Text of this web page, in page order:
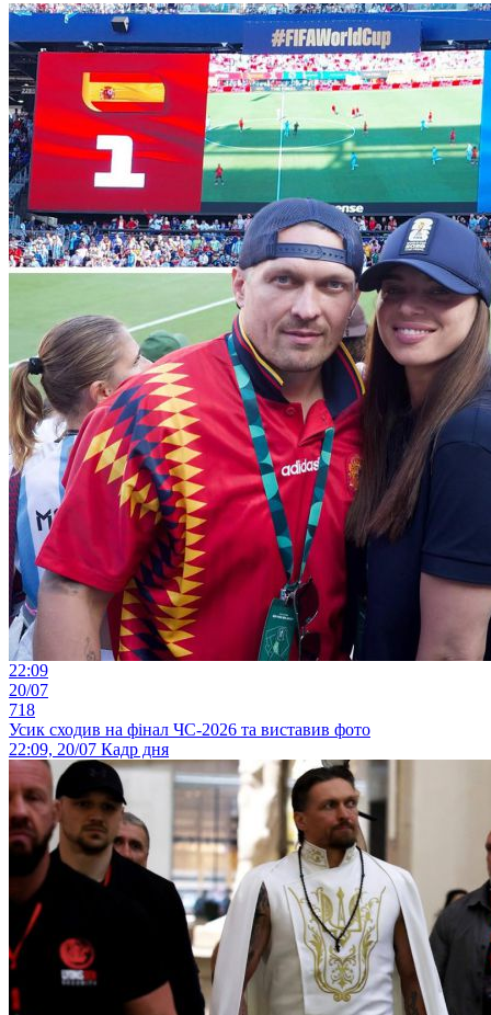
22:09
20/07
718
Усик сходив на фінал ЧС-2026 та виставив фото
22:09, 20/07 Кадр дня